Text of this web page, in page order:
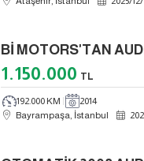
Bİ MOTORS'TAN
1.150.000 TL
192.000 KM
2014
Bayrampaşa, İstanbul